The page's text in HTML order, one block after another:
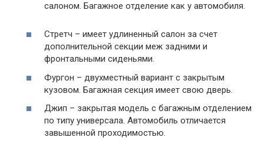
салоном. Багажное отделение как у автомобиля.
Стретч – имеет удлиненный салон за счет
дополнительной секции меж задними и
фронтальными сиденьями.
Фургон – двухместный вариант с закрытым
кузовом. Багажная секция имеет свою дверь.
Джип – закрытая модель с багажным отделением
по типу универсала. Автомобиль отличается
завышенной проходимостью.